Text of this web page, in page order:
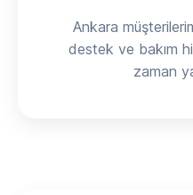
Ankara
destek ve bakım
zaman